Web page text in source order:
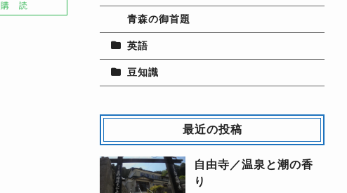
購 読
青森の御首題
英語
豆知識
最近の投稿
自由寺／温泉と潮の香
り